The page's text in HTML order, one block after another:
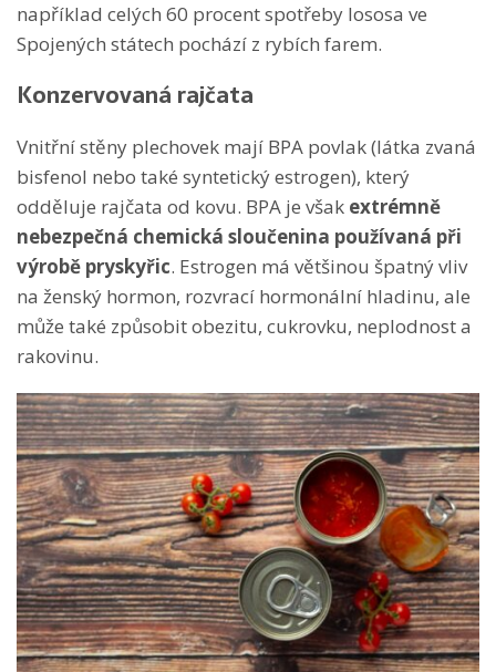
například celých 60 procent spotřeby lososa ve
Spojených státech pochází z rybích farem.
Konzervovaná rajčata
Vnitřní stěny plechovek mají BPA povlak (látka zvaná
bisfenol nebo také syntetický estrogen), který
odděluje rajčata od kovu. BPA je však extrémně
nebezpečná chemická sloučenina používaná při
výrobě pryskyřic. Estrogen má většinou špatný vliv
na ženský hormon, rozvrací hormonální hladinu, ale
může také způsobit obezitu, cukrovku, neplodnost a
rakovinu.